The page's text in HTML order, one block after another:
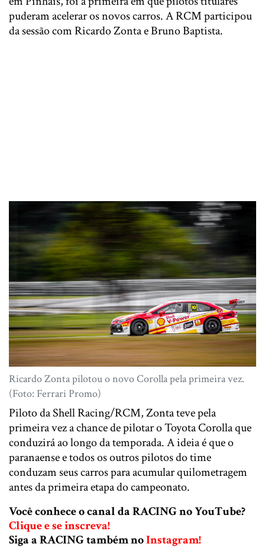
puderam acelerar os novos carros. A RCM participou
da sessão com Ricardo Zonta e Bruno Baptista.
Ricardo Zonta pilotou o novo Corolla pela primeira vez.
(Foto: Ferrari Promo)
Piloto da Shell Racing/RCM, Zonta teve pela
primeira vez a chance de pilotar o Toyota Corolla que
conduzirá ao longo da temporada. A ideia é que o
paranaense e todos os outros pilotos do time
conduzam seus carros para acumular quilometragem
antes da primeira etapa do campeonato.
Você conhece o canal da RACING no YouTube?
Clique e se inscreva!
Siga a RACING também noInstagram!